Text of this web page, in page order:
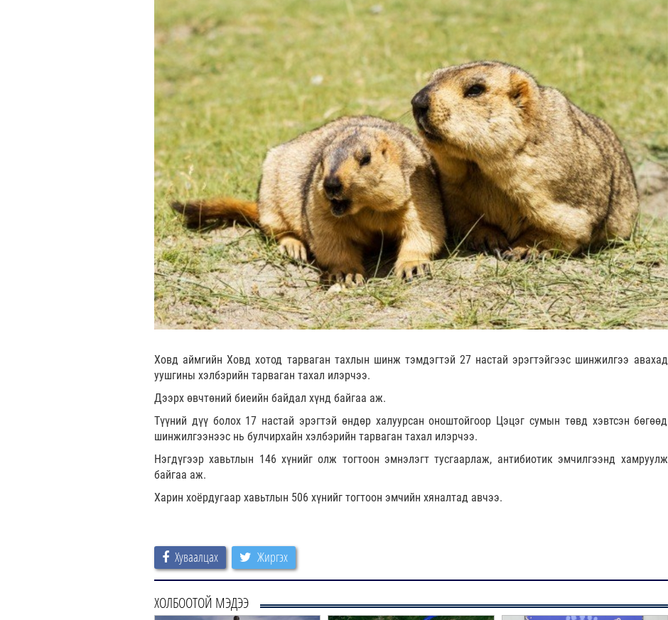
Ховд аймгийн Ховд хотод тарваган тахлын шинж тэмдэгтэй 27 настай эрэгтэйгээс шинжилгээ авахад
уушгины хэлбэрийн тарваган тахал илэрчээ.
Дээрх өвчтөний биеийн байдал хүнд байгаа аж.
Түүний дүү болох 17 настай эрэгтэй өндөр халуурсан оноштойгоор Цэцэг сумын төвд хэвтсэн бөгөөд
шинжилгээнээс нь булчирхайн хэлбэрийн тарваган тахал илэрчээ.
Нэгдүгээр хавьтлын 146 хүнийг олж тогтоон эмнэлэгт тусгаарлаж, антибиотик эмчилгээнд хамруулж
байгаа аж.
Харин хоёрдугаар хавьтлын 506 хүнийг тогтоон эмчийн хяналтад авчээ.
Хуваалцах Жиргэх
ХОЛБООТОЙ МЭДЭЭ